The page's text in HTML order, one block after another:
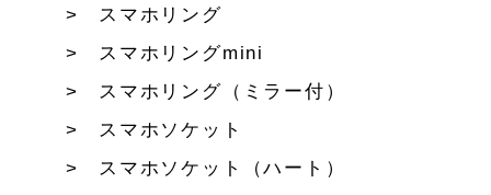
スマホリング
スマホリングmini
スマホリング（ミラー付）
スマホソケット
スマホソケット（ハート）